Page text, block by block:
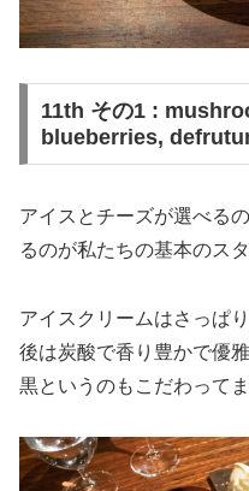
11th その1 :
blueberries,
アイスとチーズが選べる
るのが私たちの基本のスタ
アイスクリームはさっぱ
後は炭酸で香り豊かで優
黒というのもこだわってま